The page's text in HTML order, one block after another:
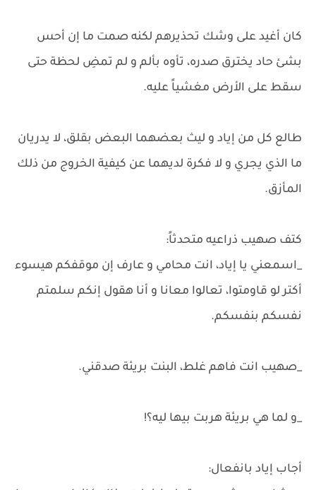
كان أغيد على وشك تحذيرهم لكنه صمت ما إن أحس
بشئ حاد يخترق صدره، تأوه بألم و لم تمضِ لحظة حتى
سقط على الأرض مغشياً عليه.
طالع كل من إياد و ليث بعضهما البعض بقلق، لا يدريان
ما الذي يجري و لا فكرة لديهما عن كيفية الخروج من ذلك
المأزق.
كتف صهيب ذراعيه متحدثاً:
_اسمعني يا إياد، انت محامي و عارف إن موقفكم هيسوء
أكتر لو قاومتوا، تعالوا معانا و أنا هقول إنكم سلمتم
نفسكم بنفسكم.
_صهيب انت فاهم غلط، البنت بريئة صدقني.
_و لما هي بريئة هربت بيها ليه؟!
أجاب إياد بانفعال: